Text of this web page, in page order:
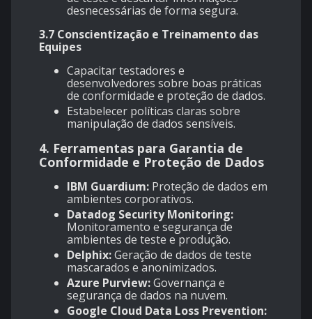
desnecessárias de forma segura.
3.7 Conscientização e Treinamento das
Equipes
Capacitar testadores e
desenvolvedores sobre boas práticas
de conformidade e proteção de dados.
Estabelecer políticas claras sobre
manipulação de dados sensíveis.
4. Ferramentas para Garantia de
Conformidade e Proteção de Dados
IBM Guardium: Proteção de dados em
ambientes corporativos.
Datadog Security Monitoring:
Monitoramento e segurança de
ambientes de teste e produção.
Delphix:Geração de dados de teste
mascarados e anonimizados.
Azure Purview:Governança e
segurança de dados na nuvem.
Google Cloud Data Loss Prevention: